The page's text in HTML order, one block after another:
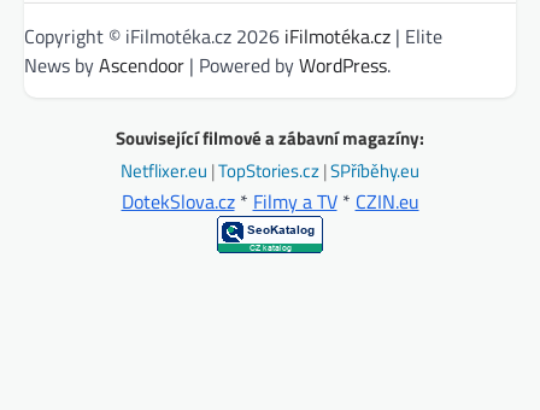
Copyright © iFilmotéka.cz 2026 iFilmotéka.cz | Elite
News byAscendoor | Powered byWordPress.
Související filmové a zábavní magazíny:
Netflixer.eu |TopStories.cz|SPříběhy.eu
DotekSlova.cz* Filmy a TV* CZIN.eu